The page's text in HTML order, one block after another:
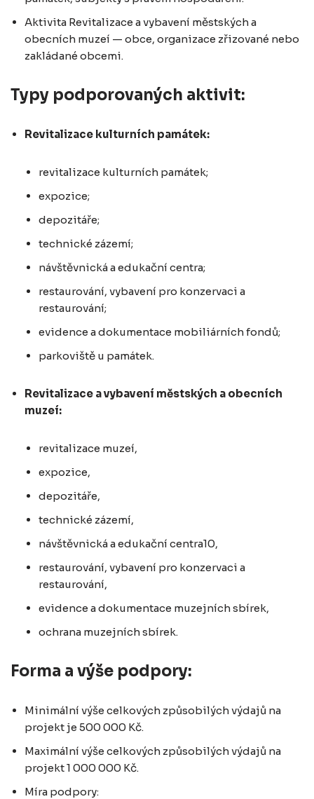
Aktivita Revitalizace a vybavení městských a
obecních muzeí — obce, organizace zřizované nebo
zakládané obcemi.
Typy podporovaných aktivit:
Revitalizace kulturních památek:
revitalizace kulturních památek;
expozice;
depozitáře;
technické zázemí;
návštěvnická a edukační centra;
restaurování, vybavení pro konzervaci a
restaurování;
evidence a dokumentace mobiliárních fondů;
parkoviště u památek.
Revitalizace a vybavení městských a obecních
muzeí:
revitalizace muzeí,
expozice,
depozitáře,
technické zázemí,
návštěvnická a edukační centra10,
restaurování, vybavení pro konzervaci a
restaurování,
evidence a dokumentace muzejních sbírek,
ochrana muzejních sbírek.
Forma a výše podpory:
Minimální výše celkových způsobilých výdajů na
projekt je 500 000 Kč.
Maximální výše celkových způsobilých výdajů na
projekt 1 000 000 Kč.
Míra podpory: